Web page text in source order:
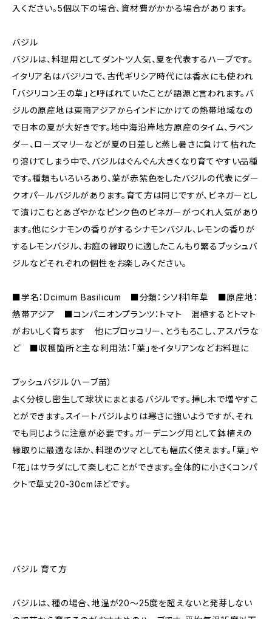
入ください。5個以下の場合、資材費がかかる場合があります。
バジル
バジルは、料理用としてダントツ人気、夏を代表するハーブです。
イタリア名はバジリコで、古代ギリシア時代には香水にも使われ
「バジリコン王の草」と呼ばれていたことが語源と言われます。バ
ジルの原産地は東南アジアからインドにかけての熱帯地域なの
で日本の夏が大好きです。地中海沿岸地方原産のタイム、ラベン
ダー、ローズマリーなどが夏の日差しと蒸し暑さに負けて枯れた
り溶けてしまう中で、バジルはぐんぐん大きくなり育てやすい品種
です。種類もいろいろあり、葉が赤紫色をしたバジルの代表にダー
クオパールバジルがあります。育て方は同じですが、ビネガーとし
て漬けこむとあざやかなピンク色のビネガーがつくれ人気があり
ます。他にシナモンの香りがするシナモンバジル、レモンの香りが
するレモンバジル、お庭の縁取りに適したこんもり繁るブッシュバ
ジルなどそれぞれの個性をお楽しみください。
■学名：Dcimum Basilicum ■分類：シソ科1年草 ■原産地：
熱帯アジア ■コンパニオンプランツ：トマト 混植するとトマト
がおいしく育ちます 他にブロッコリー、とうもろこし、アスパラな
ど ■収穫箇所と主な利用法：「葉」をイタリアンなどお料理に
ブッシュバジル（ハーブ苗）
よく分枝し密生して球状にまとまるバジルです。挿し木で増やすこ
とができます。スイートバジルよりは寒さに強いようですが、それ
でも同じように注意が必要です。ガーデニング用として鉢植えの
縁取りに最適なほか、料理のツマとしても幅広く使えます。「葉」や
「花」はサラダにして楽しむことができます。全体的に小さくコンパ
クトで草丈20-30cmほどです。
バジル 育て方
バジルは、種の場合、地温が20〜25度を超えないと発芽しない